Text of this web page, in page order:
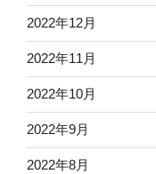
2022年12月
2022年11月
2022年10月
2022年9月
2022年8月